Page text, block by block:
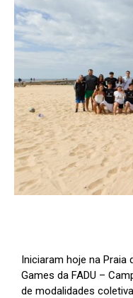
Iniciaram hoje na Praia
Games da FADU –
de modalidades